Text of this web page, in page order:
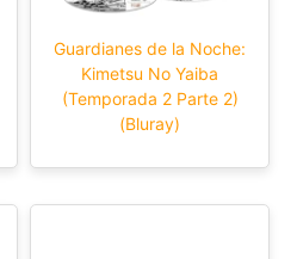
Guardianes de la Noche:
Kimetsu No Yaiba
(Temporada 2 Parte 2)
(Bluray)